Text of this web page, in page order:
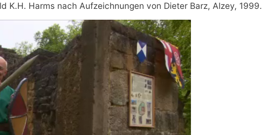
K.H. Harms nach Aufzeichnungen von Dieter Barz, Alzey, 1999.